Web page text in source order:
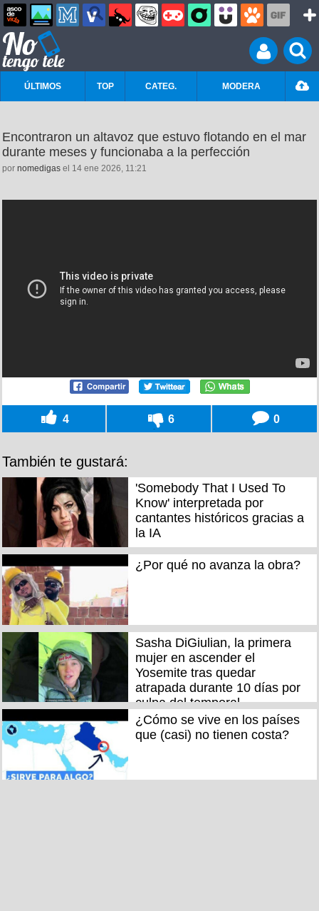
ÚLTIMOS TOP CATEG. MODERA
Encontraron un altavoz que estuvo flotando en el mar
durante meses y funcionaba a la perfección
por nomedigas el 14 ene 2026, 11:21
4 6 0
También te gustará:
'Somebody That I Used To
Know' interpretada por
cantantes históricos gracias a
la IA
¿Por qué no avanza la obra?
Sasha DiGiulian, la primera
mujer en ascender el
Yosemite tras quedar
atrapada durante 10 días por
culpa del temporal
¿Cómo se vive en los países
que (casi) no tienen costa?